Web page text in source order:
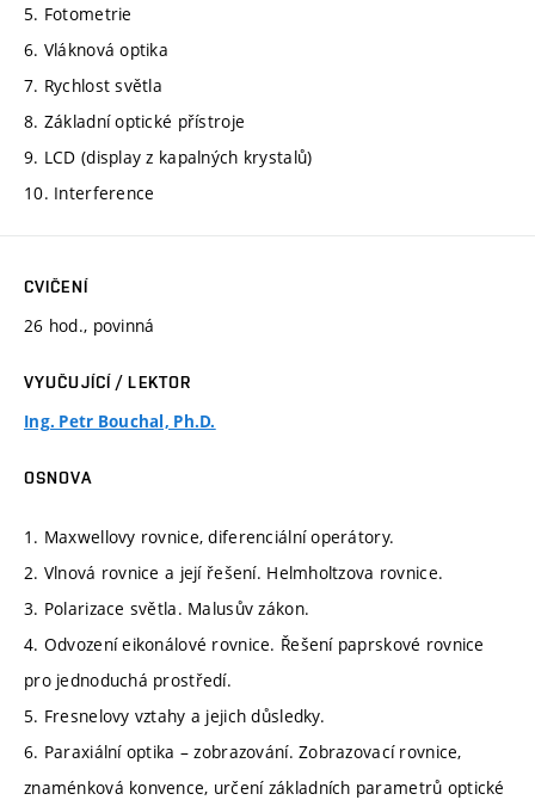
5. Fotometrie
6. Vláknová optika
7. Rychlost světla
8. Základní optické přístroje
9. LCD (display z kapalných krystalů)
10. Interference
CVIČENÍ
26 hod., povinná
VYUČUJÍCÍ / LEKTOR
Ing. Petr Bouchal, Ph.D.
OSNOVA
1. Maxwellovy rovnice, diferenciální operátory.
2. Vlnová rovnice a její řešení. Helmholtzova rovnice.
3. Polarizace světla. Malusův zákon.
4. Odvození eikonálové rovnice. Řešení paprskové rovnice
pro jednoduchá prostředí.
5. Fresnelovy vztahy a jejich důsledky.
6. Paraxiální optika – zobrazování. Zobrazovací rovnice,
znaménková konvence, určení základních parametrů optické